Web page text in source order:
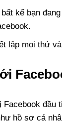
kể bạn
lập mọi thứ
Facebook đầu
hồ sơ cá